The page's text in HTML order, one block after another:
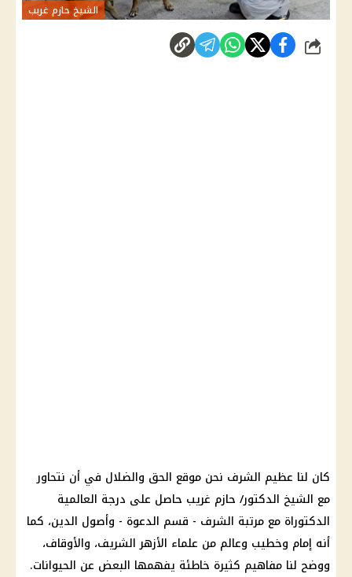
الشيخ حازم غريب
شارك
كان لنا عظيم الشرف نحن موقع الحق والضلال في أن نتحاور
مع الشيخ الدكتور/ حازم غريب حاصل على درجة العالمية
الدكتوراة مع مرتبة الشرف - قسم الدعوة - وأصول الدين، كما
أنه إمام وخطيب وعالم من علماء الأزهر الشريف، والأوقاف،
ووضح لنا مفاهيم كثيرة خاطئة يفهمها البعض عن الحيوانات.